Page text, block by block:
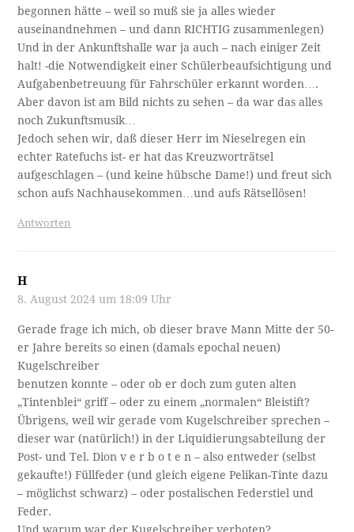
begonnen hätte – weil so muß sie ja alles wieder
auseinandnehmen – und dann RICHTIG zusammenlegen)
Und in der Ankunftshalle war ja auch – nach einiger Zeit
halt! -die Notwendigkeit einer Schülerbeaufsichtigung und
Aufgabenbetreuung für Fahrschüler erkannt worden….
Aber davon ist am Bild nichts zu sehen – da war das alles
noch Zukunftsmusik…
Jedoch sehen wir, daß dieser Herr im Nieselregen ein
echter Ratefuchs ist- er hat das Kreuzworträtsel
aufgeschlagen – (und keine hübsche Dame!) und freut sich
schon aufs Nachhausekommen…und aufs Rätsellösen!
Antworten
H
8. August 2024 um 18:09 Uhr
Gerade frage ich mich, ob dieser brave Mann Mitte der 50-
er Jahre bereits so einen (damals epochal neuen)
Kugelschreiber
benutzen konnte – oder ob er doch zum guten alten
„Tintenblei“ griff – oder zu einem „normalen“ Bleistift?
Übrigens, weil wir gerade vom Kugelschreiber sprechen –
dieser war (natürlich!) in der Liquidierungsabteilung der
Post- und Tel. Dion v e r b o t e n – also entweder (selbst
gekaufte!) Füllfeder (und gleich eigene Pelikan-Tinte dazu
– möglichst schwarz) – oder postalischen Federstiel und
Feder.
Und warum war der Kugelschreiber verboten?